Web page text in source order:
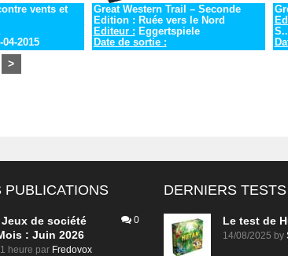
vents et
04-2015
Great Western Trail – Seconde
Edition : Ruée vers le Nord
Editeur : Eggertspiele
Date de sortie :
>
PUBLICATIONS
de société
: Juin 2026
heure par Fredovox
0
DERNIERS TESTS
Le test de
14/08/2025 by